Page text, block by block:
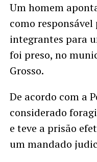
Um homem
como
integrantes para
foi preso, no
Grosso.
De acordo com a
considerado
e teve a prisão
um mandado